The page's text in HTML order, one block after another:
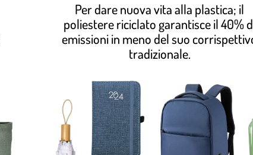
Per dare nuova vita alla plastica; il
poliestere riciclato garantisce il 40%
emissioni in meno del suo
tradizionale.